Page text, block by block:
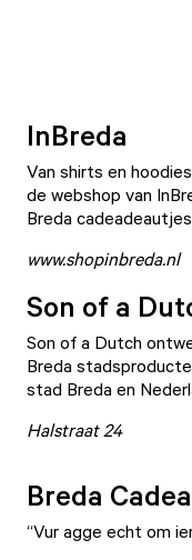
InBreda
Van shirts en
de webshop van
Breda
www.shopinbreda.nl
Son of a
Son of a Dutch
Breda
stad Breda en
Halstraat 24
Breda
“Vur agge echt om